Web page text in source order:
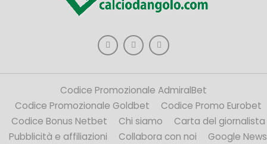
Codice Promozionale AdmiralBet
Codice Promozionale Goldbet
Codice Promo Eurobet
Codice Bonus Netbet
Chi siamo
Carta del giornalista
Pubblicità e affiliazioni
Collabora con noi
Google News